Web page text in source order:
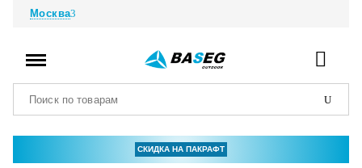
Москва
СКИДКА НА ПАКРАФТ